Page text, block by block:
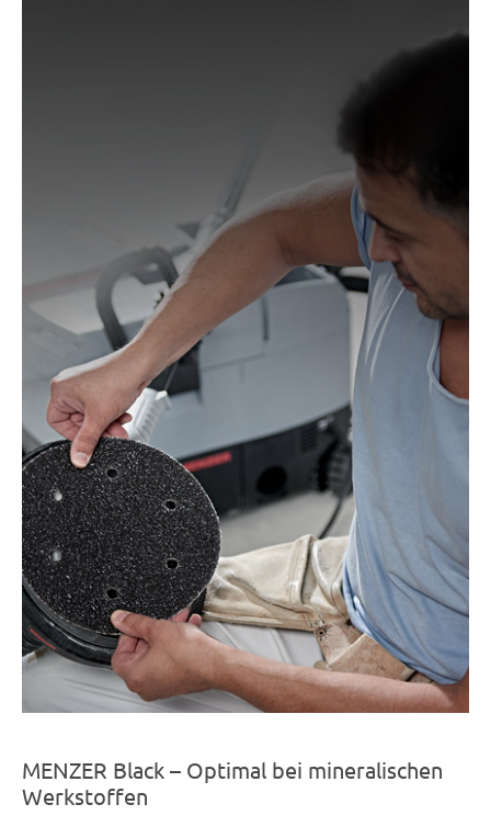
MENZER Black – Optimal bei mineralischen
Werkstoffen